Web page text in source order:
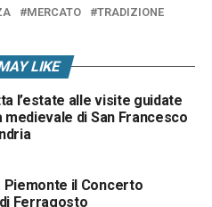
MERCATO
TRADIZIONE
LIKE
l’estate alle visite guidate
medievale di San Francesco
Piemonte il Concerto
Ferragosto